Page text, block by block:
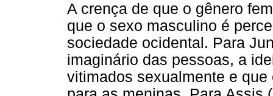
A crença de que o gênero
que o sexo masculino é
sociedade ocidental. Para
imaginário das pessoas, a
vitimados sexualmente e